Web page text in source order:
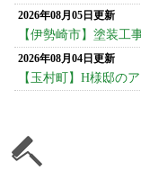
2026年08月05日更新
【伊勢崎市】塗装工
2026年08月04日更新
【玉村町】H様邸の